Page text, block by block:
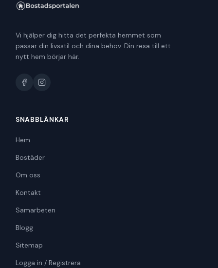
Vi hjälper dig hitta det perfekta hemmet som
passar din livsstil och dina behov. Din resa till ett
nytt hem börjar här.
SNABBLÄNKAR
Hem
Bostäder
Om oss
Kontakt
Samarbeten
Blogg
Sitemap
Logga in / Registrera